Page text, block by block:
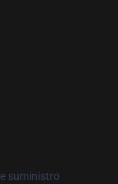
suministro